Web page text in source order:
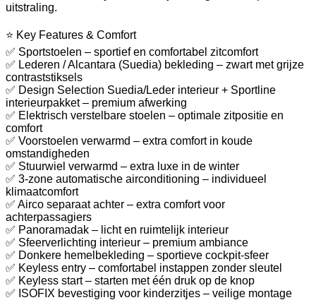
uitstraling.
⭐ Key Features & Comfort
✅ Sportstoelen – sportief en comfortabel zitcomfort
✅ Lederen / Alcantara (Suedia) bekleding – zwart met grijze
contraststiksels
✅ Design Selection Suedia/Leder interieur + Sportline
interieurpakket – premium afwerking
✅ Elektrisch verstelbare stoelen – optimale zitpositie en
comfort
✅ Voorstoelen verwarmd – extra comfort in koude
omstandigheden
✅ Stuurwiel verwarmd – extra luxe in de winter
✅ 3-zone automatische airconditioning – individueel
klimaatcomfort
✅ Airco separaat achter – extra comfort voor
achterpassagiers
✅ Panoramadak – licht en ruimtelijk interieur
✅ Sfeerverlichting interieur – premium ambiance
✅ Donkere hemelbekleding – sportieve cockpit-sfeer
✅ Keyless entry – comfortabel instappen zonder sleutel
✅ Keyless start – starten met één druk op de knop
✅ ISOFIX bevestiging voor kinderzitjes – veilige montage